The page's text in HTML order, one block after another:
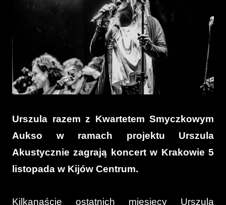
Urszula razem z Kwartetem Smyczkowym
Aukso w ramach projektu Urszula
Akustycznie zagrają koncert w Krakowie 5
listopada w Kijów Centrum.
Kilkanaście ostatnich miesięcy Urszula